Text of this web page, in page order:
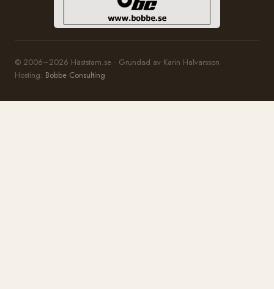
© 2006–2026 Häststam.se · Grundad av Karin Halvarsson
Hosting: Bobbe Consulting